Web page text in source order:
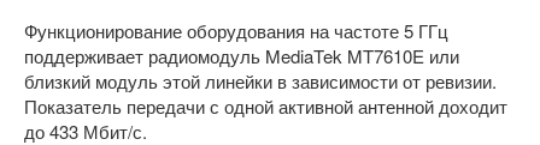
Функционирование оборудования на частоте 5 ГГц
поддерживает радиомодуль MediaTek MT7610E или
близкий модуль этой линейки в зависимости от ревизии.
Показатель передачи с одной активной антенной доходит
до 433 Мбит/с.